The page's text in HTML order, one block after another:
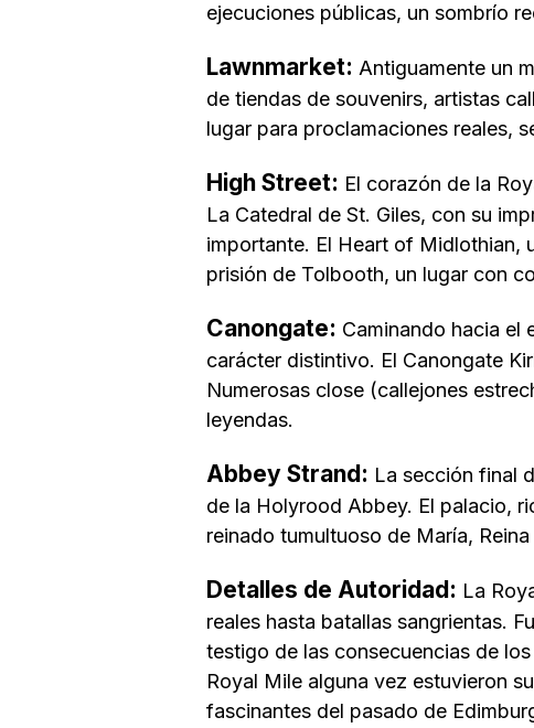
ejecuciones públicas, un sombrío
Lawnmarket: Antiguamente un
de tiendas de souvenirs, artistas
lugar para proclamaciones reales,
High Street: El corazón de la
La Catedral de St. Giles, con su
importante. El Heart of Midlothian,
prisión de Tolbooth, un lugar con
Canongate: Caminando hacia el
carácter distintivo. El Canongate
Numerosas close (callejones
leyendas.
Abbey Strand: La sección final
de la Holyrood Abbey. El palacio,
reinado tumultuoso de María,
Detalles de Autoridad: La
reales hasta batallas sangrientas.
testigo de las consecuencias de
Royal Mile alguna vez estuvieron
fascinantes del pasado de